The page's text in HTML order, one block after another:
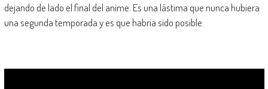
dejando de lado el final del anime. Es una lástima que nunca hubiera
una segunda temporada y es que habría sido posible.